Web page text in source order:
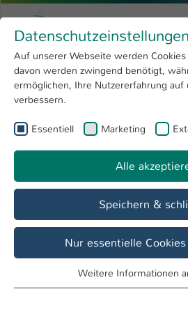
Menu
Research
University
International
Skip to main content
University of Applied
You are here:
Feine Fruchtweine
Dr.-Ing. Hubert Zitt
"Mein Name ist Zitt,
ich habe die Lizenz zum
Lehrveranstaltungen
Zitt & Zampalo ® - Das
Datenschutzeinstellungen
Auf unserer Webseite werden
davon werden zwingend benötigt,
ermöglichen, Ihre Nutzererfahrung auf
verbessern.
Essentiell Marketing
Alle
Speichern &
Nur essentielle
Essentielle Cookies werden für
Weitere Informationen